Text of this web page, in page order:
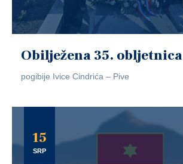
Obilježena 35. obljetnica
pogibije Ivice Cindrića – Pive
15
SRP